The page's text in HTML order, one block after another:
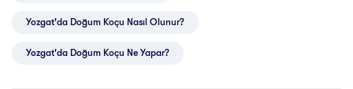
Yozgat'da Doğum Koçu Nasıl Olunur?
Yozgat'da Doğum Koçu Ne Yapar?